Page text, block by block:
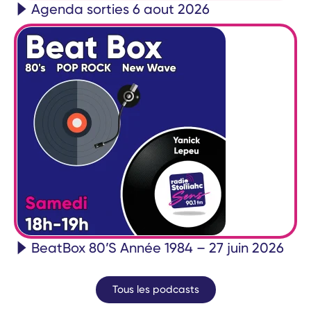
Agenda sorties 6 aout 2026
BeatBox 80’S Année 1984 – 27 juin 2026
Tous les podcasts